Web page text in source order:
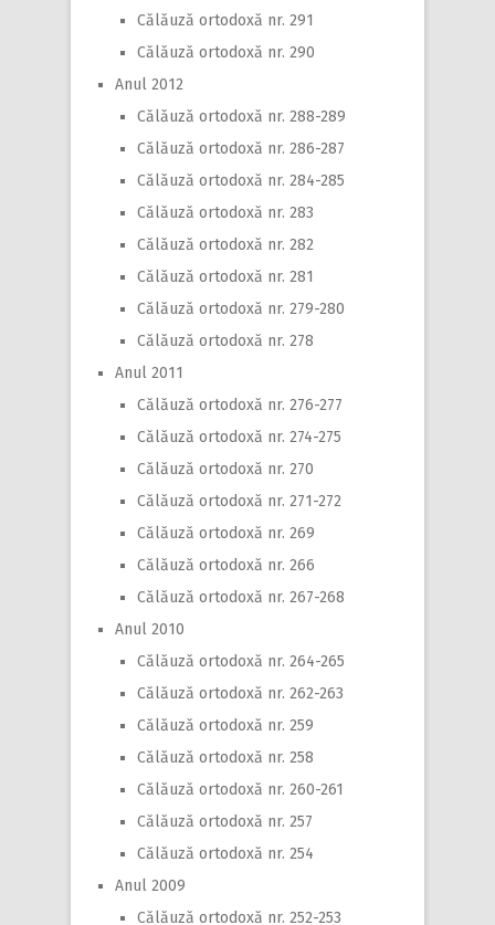
Călăuză ortodoxă nr. 291
Călăuză ortodoxă nr. 290
Anul 2012
Călăuză ortodoxă nr. 288-289
Călăuză ortodoxă nr. 286-287
Călăuză ortodoxă nr. 284-285
Călăuză ortodoxă nr. 283
Călăuză ortodoxă nr. 282
Călăuză ortodoxă nr. 281
Călăuză ortodoxă nr. 279-280
Călăuză ortodoxă nr. 278
Anul 2011
Călăuză ortodoxă nr. 276-277
Călăuză ortodoxă nr. 274-275
Călăuză ortodoxă nr. 270
Călăuză ortodoxă nr. 271-272
Călăuză ortodoxă nr. 269
Călăuză ortodoxă nr. 266
Călăuză ortodoxă nr. 267-268
Anul 2010
Călăuză ortodoxă nr. 264-265
Călăuză ortodoxă nr. 262-263
Călăuză ortodoxă nr. 259
Călăuză ortodoxă nr. 258
Călăuză ortodoxă nr. 260-261
Călăuză ortodoxă nr. 257
Călăuză ortodoxă nr. 254
Anul 2009
Călăuză ortodoxă nr. 252-253